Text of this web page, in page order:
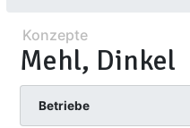
Konzepte
Mehl, Dinkel
Betriebe